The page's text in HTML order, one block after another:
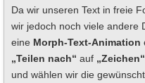
Da wir unseren Text in freie
wir jedoch noch viele andere
eine Morph-Text-Animation
„Teilen nach“ auf „Zeichen“
und wählen wir die